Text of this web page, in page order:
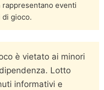
eventi
di gioco.
è vietato ai minori
Lotto
informativi e